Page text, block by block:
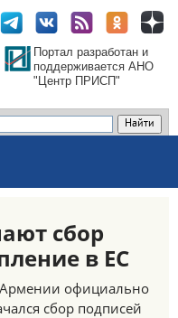
Портал разработан и
поддерживается АНО
"Центр ПРИСП"
сбор
в ЕС
официально
сбор подписей